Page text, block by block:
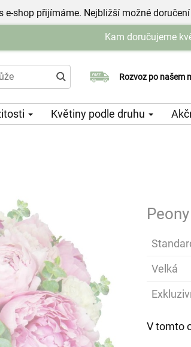
e-shop přijímáme. Nejbližší možné
Kam doručujeme
Rozvoz po našem
Možný výběr času
Květiny podle druhu
Peony
Velká
V tomto